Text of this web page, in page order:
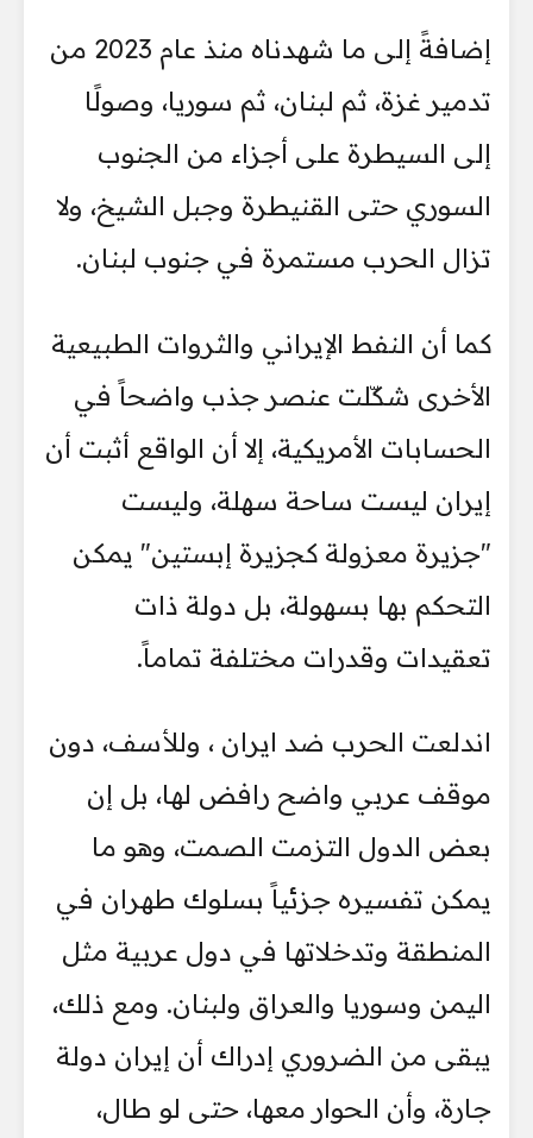
إضافةً إلى ما شهدناه منذ عام 2023 من
تدمير غزة، ثم لبنان، ثم سوريا، وصولًا
إلى السيطرة على أجزاء من الجنوب
السوري حتى القنيطرة وجبل الشيخ، ولا
تزال الحرب مستمرة في جنوب لبنان.
كما أن النفط الإيراني والثروات الطبيعية
الأخرى شكّلت عنصر جذب واضحاً في
الحسابات الأمريكية، إلا أن الواقع أثبت أن
إيران ليست ساحة سهلة، وليست
"جزيرة معزولة كجزيرة إبستين" يمكن
التحكم بها بسهولة، بل دولة ذات
تعقيدات وقدرات مختلفة تماماً.
اندلعت الحرب ضد ايران ، وللأسف، دون
موقف عربي واضح رافض لها، بل إن
بعض الدول التزمت الصمت، وهو ما
يمكن تفسيره جزئياً بسلوك طهران في
المنطقة وتدخلاتها في دول عربية مثل
اليمن وسوريا والعراق ولبنان. ومع ذلك،
يبقى من الضروري إدراك أن إيران دولة
جارة، وأن الحوار معها، حتى لو طال،